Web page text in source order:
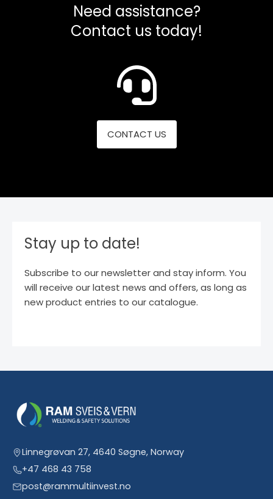
Need assistance?
Contact us today!
CONTACT US
Stay up to date!
Subscribe to our newsletter and stay inform. You
will receive our latest news and offers, as long as
new product entries to our catalogue.
Linnegrøvan 27, 4640 Søgne, Norway
+47 468 43 758
post@rammultiinvest.no